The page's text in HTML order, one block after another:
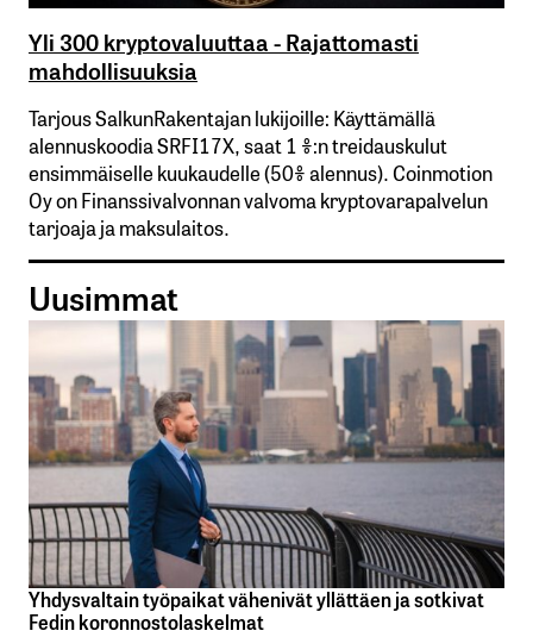
Yli 300 kryptovaluuttaa - Rajattomasti
mahdollisuuksia
Tarjous SalkunRakentajan lukijoille: Käyttämällä​ ​
alennuskoodia​ ​SRFI17X,​ ​saat​ ​1 %:n treidauskulut​ ​
ensimmäiselle​ ​kuukaudelle​ ​(50%​ ​alennus). Coinmotion
Oy on Finanssivalvonnan valvoma kryptovarapalvelun
tarjoaja ja maksulaitos.
Uusimmat
Yhdysvaltain työpaikat vähenivät yllättäen ja sotkivat
Fedin koronnostolaskelmat